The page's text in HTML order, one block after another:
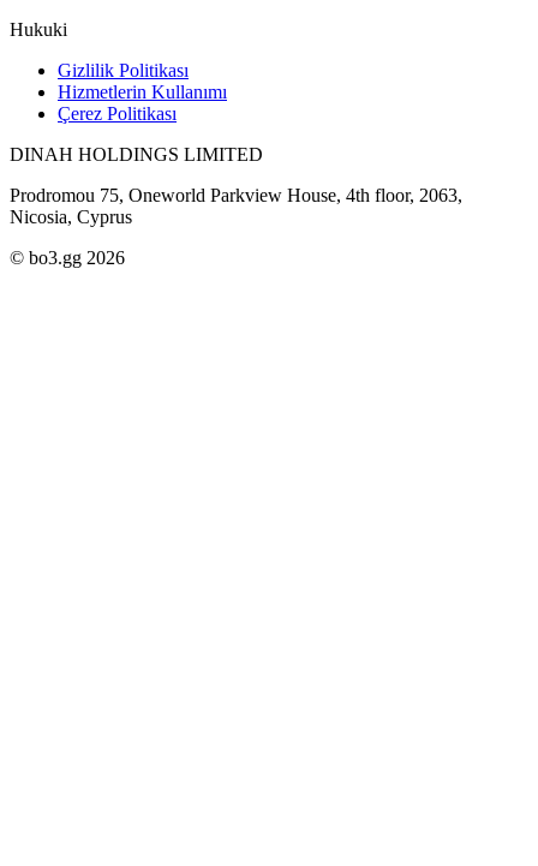
Hukuki
Gizlilik Politikası
Hizmetlerin Kullanımı
Çerez Politikası
DINAH HOLDINGS LIMITED
Prodromou 75, Oneworld Parkview House, 4th floor, 2063,
Nicosia, Cyprus
© bo3.gg 2026